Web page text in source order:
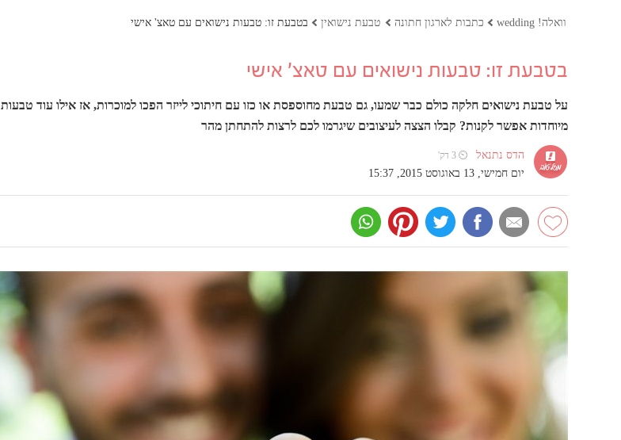
וואלה! wedding כתבות לארגון חתונה טבעת נישואין בטבעת זו: טבעות נישואים עם טאצ' אישי
בטבעת זו: טבעות נישואים עם טאצ' אישי
על טבעת נישואים חלקה כולם כבר שמעו, גם טבעת מחוספסת או כזו עם חיתוכי לייזר הפכו למוכרות, אז אילו עוד טבעות
מיוחדות אפשר לקנות? קבלו הצצה לעיצובים שיגרמו לכם לרצות להתחתן מהר
הדס נתנאל ⏲ 3 דק'
יום חמישי, 13 באוגוסט 2015, 15:37